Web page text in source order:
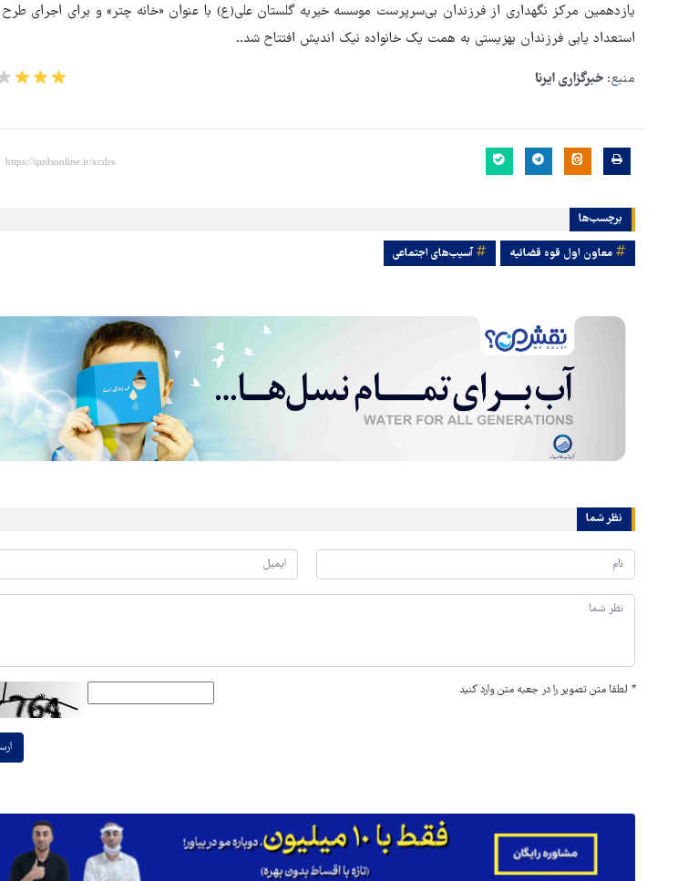
یازدهمین مرکز نگهداری از فرزندان بی‌سرپرست موسسه خیریه گلستان علی(ع) با عنوان «خانه چتر» و برای اجرای
استعداد یابی فرزندان بهزیستی به همت یک خانواده نیک اندیش افتتاح شد..
منبع: خبرگزاری ایرنا
برچسب‌ها
معاون اول قوه قضائیه آسیب‌های اجتماعی
نظر شما
* لطفا متن تصویر را در جعبه متن وارد کنید